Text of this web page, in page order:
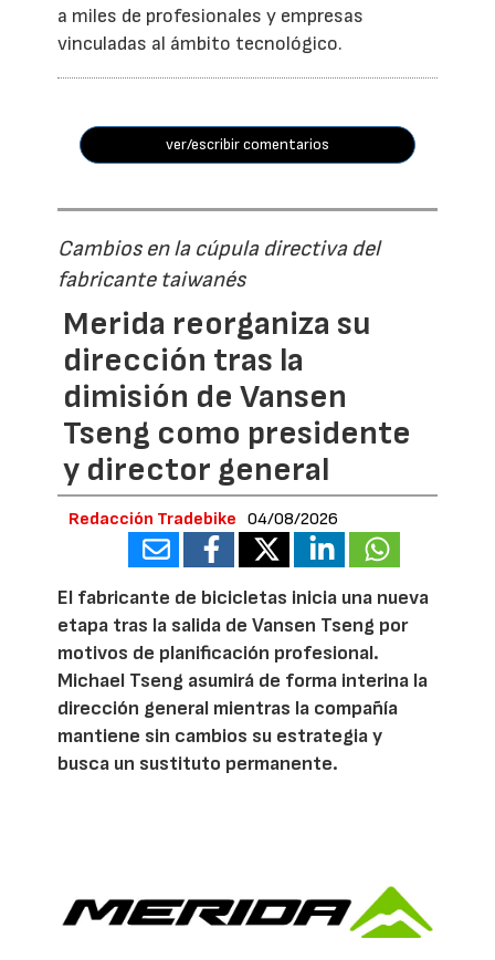
a miles de profesionales y empresas
vinculadas al ámbito tecnológico.
ver/escribir comentarios
Cambios en la cúpula directiva del
fabricante taiwanés
Merida reorganiza su
dirección tras la
dimisión de Vansen
Tseng como presidente
y director general
Redacción Tradebike 04/08/2026
El fabricante de bicicletas inicia una nueva
etapa tras la salida de Vansen Tseng por
motivos de planificación profesional.
Michael Tseng asumirá de forma interina la
dirección general mientras la compañía
mantiene sin cambios su estrategia y
busca un sustituto permanente.